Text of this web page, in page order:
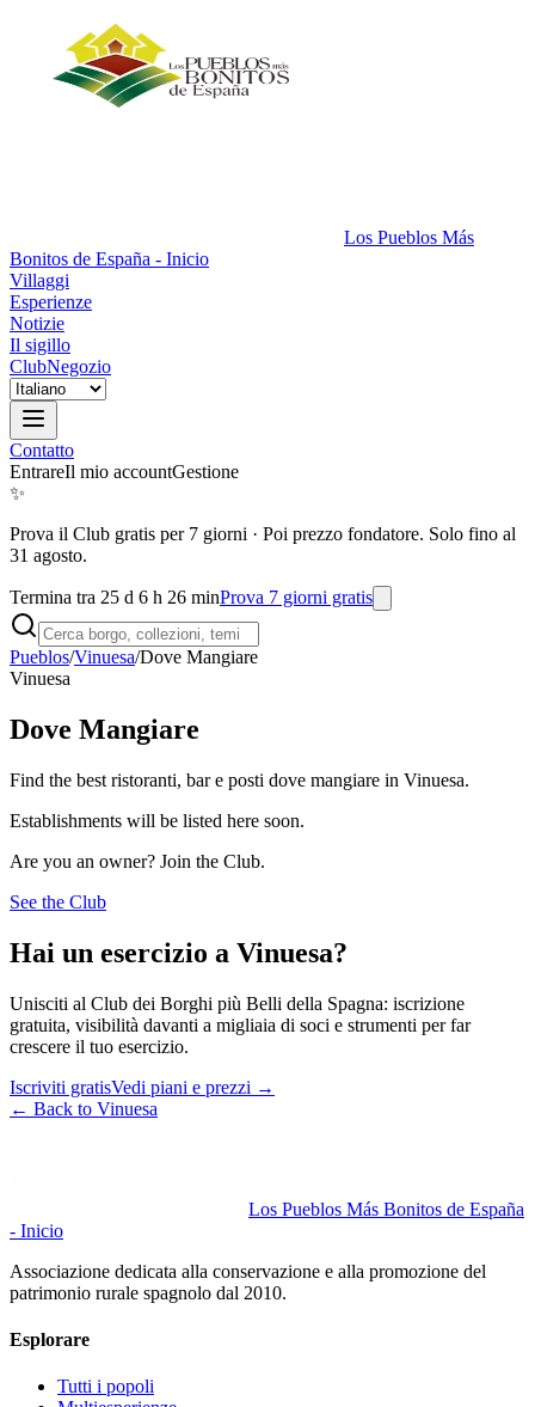
Los Pueblos Más
Bonitos de España - Inicio
Villaggi
Esperienze
Notizie
Il sigillo
ClubNegozio
Contatto
EntrareIl mio accountGestione
✨
Prova il Club gratis per 7 giorni · Poi prezzo fondatore. Solo fino al
31 agosto.
Termina tra 25 d 6 h 26 minProva 7 giorni gratis
Pueblos/Vinuesa/Dove Mangiare
Vinuesa
Dove Mangiare
Find the best ristoranti, bar e posti dove mangiare in Vinuesa.
Establishments will be listed here soon.
Are you an owner? Join the Club.
See the Club
Hai un esercizio a Vinuesa?
Unisciti al Club dei Borghi più Belli della Spagna: iscrizione
gratuita, visibilità davanti a migliaia di soci e strumenti per far
crescere il tuo esercizio.
Iscriviti gratisVedi piani e prezzi →
← Back to Vinuesa
Los Pueblos Más Bonitos de España
- Inicio
Associazione dedicata alla conservazione e alla promozione del
patrimonio rurale spagnolo dal 2010.
Esplorare
Tutti i popoli